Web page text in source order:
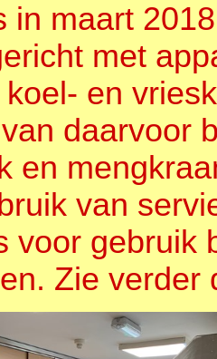
in maart
met
en
daarvoor
en
van
voor gebruik
Zie